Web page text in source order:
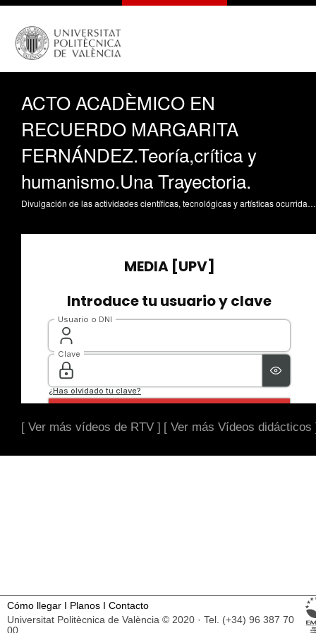
ACTO ACADÈMICO EN
RECUERDO MARGARITA
FERNÁNDEZ.Teoría,crítica y
humanismo.Una Trayectoria.
Divulgación de las actividades científicas, tecnológicas y artísticas ocurridas en los tres campus de la UPV
[ Ver más vídeos de RTV ] [ Ver más Vídeos didácticos
Cómo llegar I Planos I Contacto
Universitat Politècnica de València © 2020 · Tel. (+34) 96 387 70
00